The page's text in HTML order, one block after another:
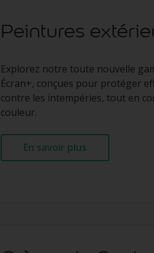
Peintures
Explorez notre toute nouvelle
Écran+, conçues pour protéger
contre les intempéries, tout en
couleur.
En savoir plus